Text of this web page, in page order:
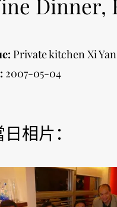
Private kitchen Xi Yan
2007-05-04
相片：